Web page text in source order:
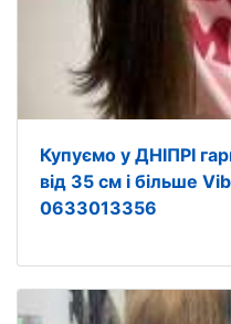
Купуємо у ДНІПРІ
від 35 см і більше
0633013356